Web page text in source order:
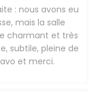
: nous avons eu
mais la salle
charmant et très
subtile, pleine de
et merci.